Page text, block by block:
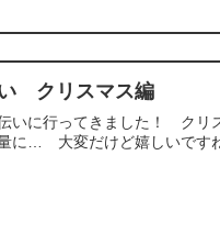
クリスマス編
いに行ってきました！ クリ
量に… 大変だけど嬉しいで